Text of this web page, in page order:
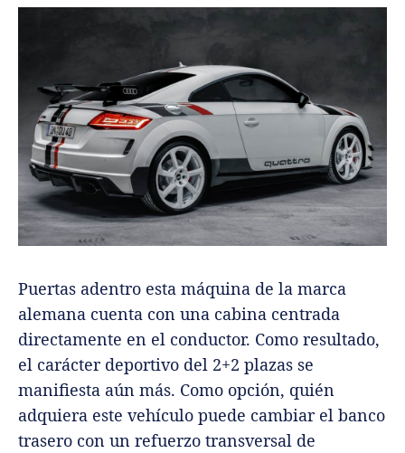
Puertas adentro esta máquina de la marca
alemana cuenta con una cabina centrada
directamente en el conductor. Como resultado,
el carácter deportivo del 2+2 plazas se
manifiesta aún más. Como opción, quién
adquiera este vehículo puede cambiar el banco
trasero con un refuerzo transversal de